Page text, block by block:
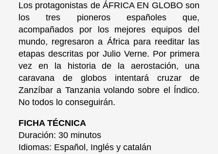
Los protagonistas de ÁFRICA EN GLOBO son
los tres pioneros españoles que,
acompañados por los mejores equipos del
mundo, regresaron a África para reeditar las
etapas descritas por Julio Verne. Por primera
vez en la historia de la aerostación, una
caravana de globos intentará cruzar de
Zanzíbar a Tanzania volando sobre el Índico.
No todos lo conseguirán.
FICHA TÉCNICA
Duración: 30 minutos
Idiomas: Español, Inglés y catalán